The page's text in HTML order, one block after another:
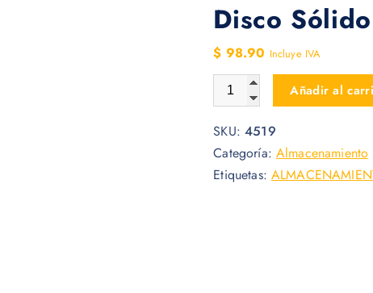
Disco
$ 98.90 Incluye IVA
Disco Sólido Interno
Añadir al
SKU:4519
Categoría:Almacenamiento
Etiquetas: